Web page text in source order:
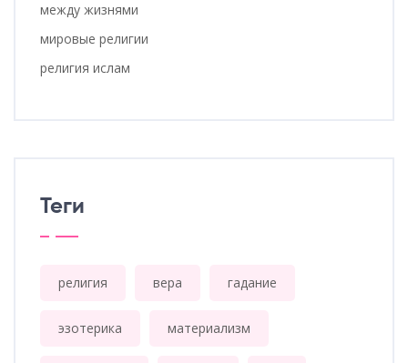
между жизнями
мировые религии
религия ислам
Теги
религия вера гадание
эзотерика материализм